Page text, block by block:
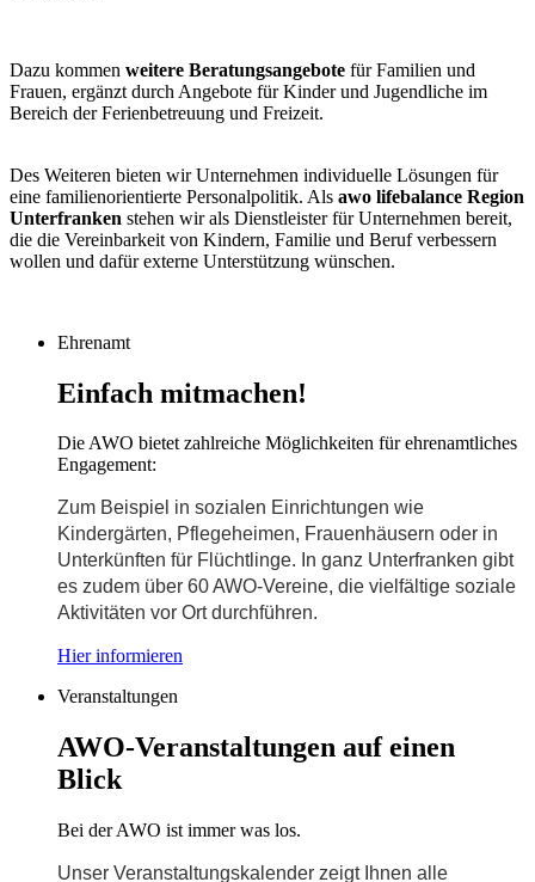
Dazu kommen weitere Beratungsangebote für Familien und
Frauen, ergänzt durch Angebote für Kinder und Jugendliche im
Bereich der Ferienbetreuung und Freizeit.
Des Weiteren bieten wir Unternehmen individuelle Lösungen für
eine familienorientierte Personalpolitik. Als awo lifebalance Region
Unterfranken stehen wir als Dienstleister für Unternehmen bereit,
die die Vereinbarkeit von Kindern, Familie und Beruf verbessern
wollen und dafür externe Unterstützung wünschen.
Ehrenamt
Einfach mitmachen!
Die AWO bietet zahlreiche Möglichkeiten für ehrenamtliches
Engagement:
Zum Beispiel in sozialen Einrichtungen wie
Kindergärten, Pflegeheimen, Frauenhäusern oder in
Unterkünften für Flüchtlinge. In ganz Unterfranken gibt
es zudem über 60 AWO-Vereine, die vielfältige soziale
Aktivitäten vor Ort durchführen.
Hier informieren
Veranstaltungen
AWO-Veranstaltungen auf einen
Blick
Bei der AWO ist immer was los.
Unser Veranstaltungskalender zeigt Ihnen alle